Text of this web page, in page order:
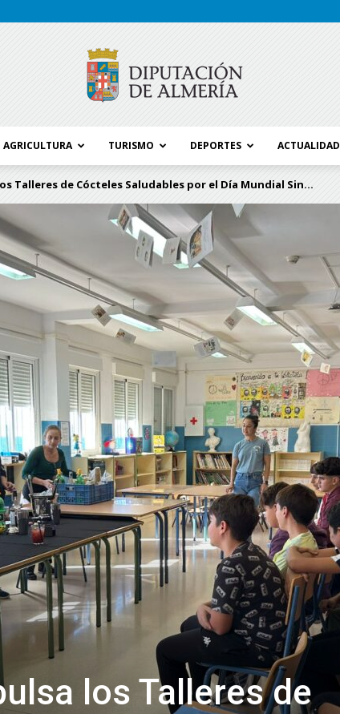
Diputación
de
Almería
AGRICULTURA TURISMO DEPORTES ACTUALIDAD
Talleres de Cócteles Saludables por el Día Mundial Sin...
los Talleres de